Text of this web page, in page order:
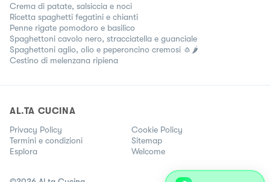
Crema di patate, salsiccia e noci
Ricetta spaghetti fegatini e chianti
Penne rigate pomodoro e basilico
Spaghettoni cavolo nero, stracciatella e guanciale
Spaghettoni aglio, olio e peperoncino cremosi 🧄🌶️
Cestino di melenzana ripiena
AL.TA CUCINA
Privacy Policy
Cookie Policy
Termini e condizioni
Sitemap
Esplora
Welcome